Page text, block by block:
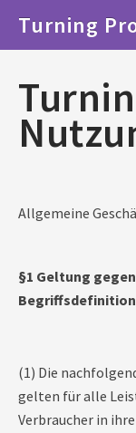
Turning
Allgemeine
§1 Geltung
(1) Die
gelten für alle
Verbraucher in